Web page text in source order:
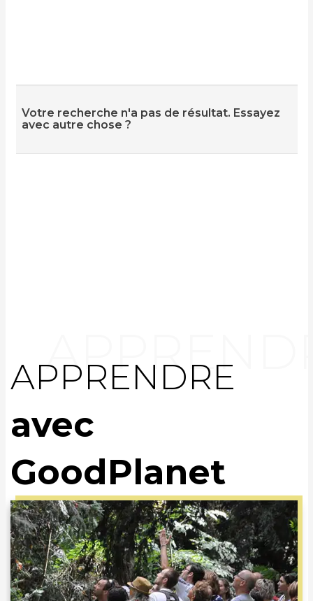
Votre recherche n'a pas de résultat. Essayez
avec autre chose ?
APPRENDRE
avec
GoodPlanet